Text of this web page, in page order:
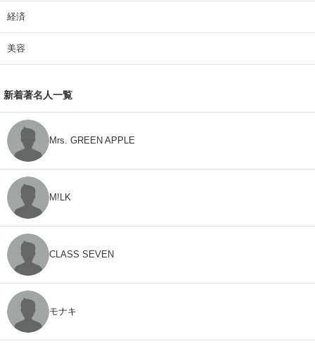
経済
美容
新着著名人一覧
Mrs. GREEN APPLE
M!LK
CLASS SEVEN
モナキ